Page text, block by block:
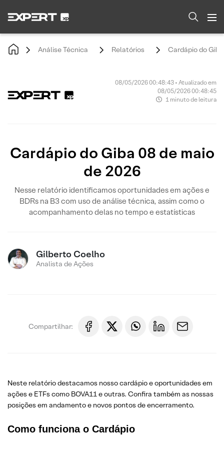
Análise Técnica Relatórios Cardápio do
08/05/2026 00:48:43 • Atualizado em
08/05/2026 00:48:45
1 minuto de leitura
Cardápio do Giba 08 de maio
de 2026
Nesse relatório identificamos oportunidades em ações e
BDRs na B3 com uso de análise técnica, assim como o
acompanhamento delas no tempo e estatísticas
Gilberto Coelho
Analista de Ações
Compartilhar:
Neste relatório destacamos nosso cardápio e oportunidades em
ações e ETFs como BOVA11 e outras. Confira também as nossas
posições em andamento e novos pontos de encerramento.
Como funciona o Cardápio